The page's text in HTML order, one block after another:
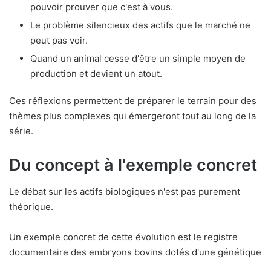
pouvoir prouver que c'est à vous.
Le problème silencieux des actifs que le marché ne
peut pas voir.
Quand un animal cesse d'être un simple moyen de
production et devient un atout.
Ces réflexions permettent de préparer le terrain pour des
thèmes plus complexes qui émergeront tout au long de la
série.
Du concept à l'exemple concret
Le débat sur les actifs biologiques n'est pas purement
théorique.
Un exemple concret de cette évolution est le registre
documentaire des embryons bovins dotés d'une génétique